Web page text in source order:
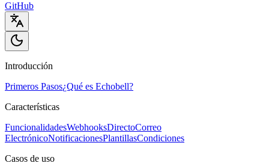
GitHub
Introducción
Primeros Pasos¿Qué es Echobell?
Características
FuncionalidadesWebhooksDirectoCorreo
ElectrónicoNotificacionesPlantillasCondiciones
Casos de uso